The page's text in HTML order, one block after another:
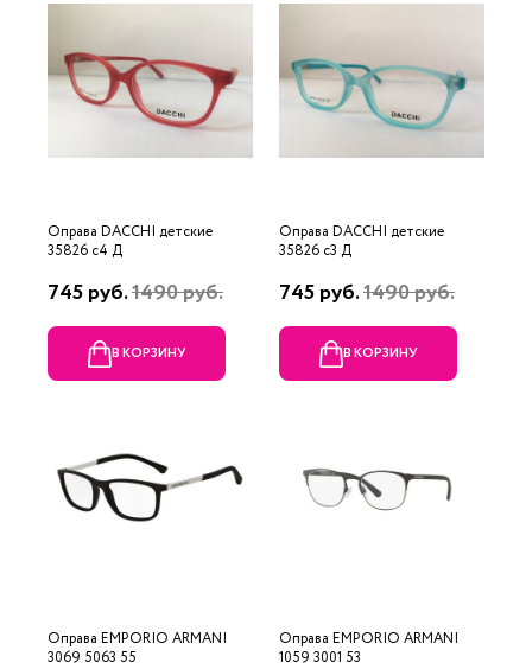
Оправа DACCHI детские
35826 c4 Д
745 руб.1490 руб.
В КОРЗИНУ
Оправа DACCHI детские
35826 c3 Д
745 руб.1490 руб.
В КОРЗИНУ
Оправа EMPORIO ARMANI
3069 5063 55
Оправа EMPORIO ARMANI
1059 3001 53